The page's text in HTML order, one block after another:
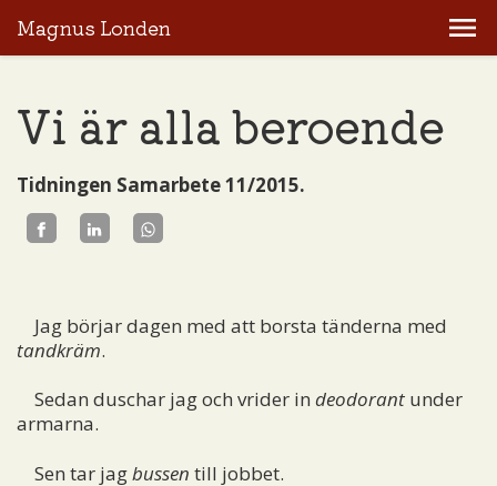
Magnus Londen
Vi är alla beroende
Tidningen Samarbete 11/2015.
Jag börjar dagen med att borsta tänderna med
tandkräm.
Sedan duschar jag och vrider in deodorant under
armarna.
Sen tar jagbussen till jobbet.